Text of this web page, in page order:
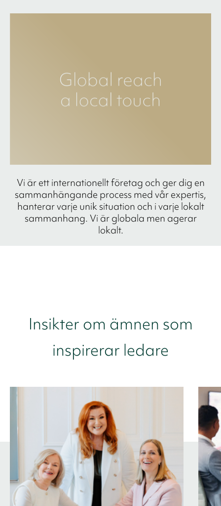
Vi är ett internationellt företag och ger dig en
sammanhängande process med vår expertis,
hanterar varje unik situation och i varje lokalt
sammanhang. Vi är globala men agerar
lokalt.
Insikter om ämnen som
inspirerar ledare